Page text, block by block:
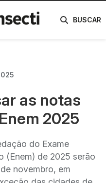
BUSCAR
as notas
2025
do Exame
(Enem) de 2025 serão
novembro, em